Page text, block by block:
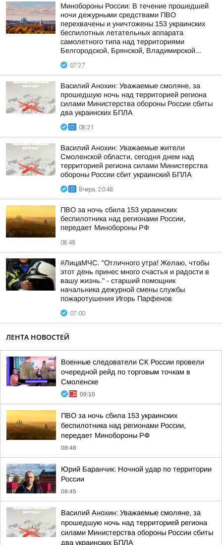
Минобороны России: В течение прошедшей
ночи дежурными средствами ПВО
перехвачены и уничтожены 153 украинских
беспилотных летательных аппарата
самолетного типа над территориями
Белгородской, Брянской, Владимирской...
07:27
Василий Анохин: Уважаемые смоляне, за
прошедшую ночь над территорией региона
силами Министерства обороны России сбиты
два украинских БПЛА
08:21
Василий Анохин: Уважаемые жители
Смоленской области, сегодня днем над
территорией региона силами Министерства
обороны России сбит украинский БПЛА
Вчера, 20:48
ПВО за ночь сбила 153 украинских
беспилотника над регионами России,
передает Минобороны РФ
08:48
#ЛицаМЧС. "Отличного утра! Желаю, чтобы
этот день принес много счастья и радости в
вашу жизнь." - старший помощник
начальника дежурной смены службы
пожаротушения Игорь Парфенов
07:00
ЛЕНТА НОВОСТЕЙ
Военные следователи СК России провели
очередной рейд по торговым точкам в
Смоленске
09:10
ПВО за ночь сбила 153 украинских
беспилотника над регионами России,
передает Минобороны РФ
08:48
Юрий Баранчик: Ночной удар по территории
России
08:45
Василий Анохин: Уважаемые смоляне, за
прошедшую ночь над территорией региона
силами Министерства обороны России сбиты
два украинских БПЛА